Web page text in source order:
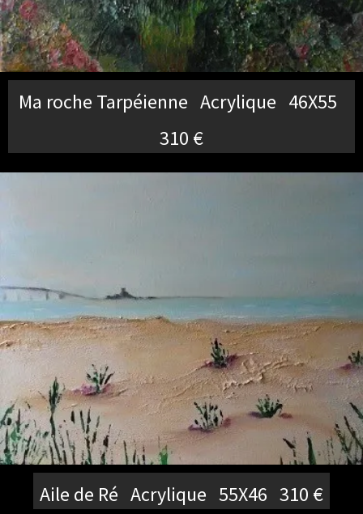
Ma roche Tarpéienne Acrylique 46X55
310 €
Aile de Ré Acrylique 55X46 310 €